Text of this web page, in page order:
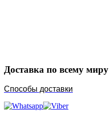
Доставка по всему миру
Способы доставки